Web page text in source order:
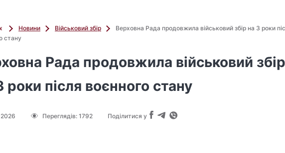
Новини Військовий збір
Верховна Рада продовжила військовий збір на 3 роки
стану
Рада продовжила військовий збір
роки після воєнного стану
2026 Переглядів: 1792 Поділитися у